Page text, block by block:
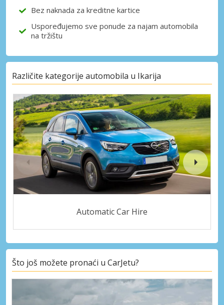
Bez naknada za kreditne kartice
Uspoređujemo sve ponude za najam automobila
na tržištu
Različite kategorije automobila u Ikarija
Automatic Car Hire
Što još možete pronaći u CarJetu?